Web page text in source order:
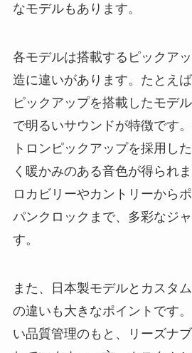
なモデルもあります。
各モデルは搭載するピックア
造に違いがあります。たとえ
ピックアップを搭載したモデ
で明るいサウンドが特徴です
トロンピックアップを採用し
く暖かみのある音色が得られ
ロカビリーやカントリーから
パンクロックまで、多彩なジ
す。
また、日本製モデルとカスタ
の違いも大きなポイントです
い品質管理のもと、リーズナ